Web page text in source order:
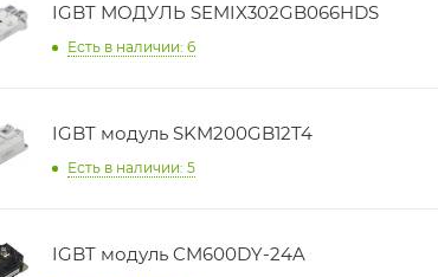
IGBT МОДУЛЬ SEMIX302GB066HDS
Есть в наличии: 6
IGBT модуль SKM200GB12T4
Есть в наличии: 5
IGBT модуль CM600DY-24A